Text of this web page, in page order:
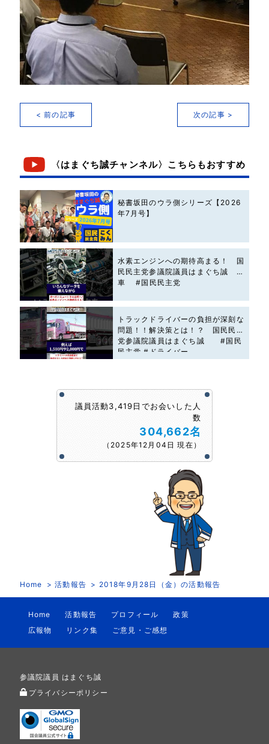
< 前の記事 次の記事 >
〈はまぐち誠チャンネル〉こちらもおすすめ
秘書坂田のウラ側シリーズ【2026
年7月号】
水素エンジンへの期待高まる！ 国
民民主党参議院議員はまぐち誠 #
車 #国民民主党
トラックドライバーの負担が深刻な
問題！！解決策とは！？ 国民民主
党参議院議員はまぐち誠 #国民
民主党 #ドライバー
議員活動3,419日でお会いした人
数
304,662名
（2025年12月04日 現在）
Home 活動報告 2018年9月28日（金）の活動報告
Home 活動報告 プロフィール
政策
広報物
リンク集 ご意見・ご感想
参議院議員 はまぐち誠
プライバシーポリシー